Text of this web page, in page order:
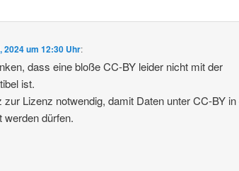
2024 um 12:30 Uhr:
dass eine bloße CC-BY leider nicht mit der
ist.
Lizenz notwendig, damit Daten unter CC-BY in
werden dürfen.